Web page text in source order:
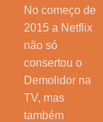
No começo de
2015 a Netflix
não só
consertou o
Demolidor na
TV, mas
também